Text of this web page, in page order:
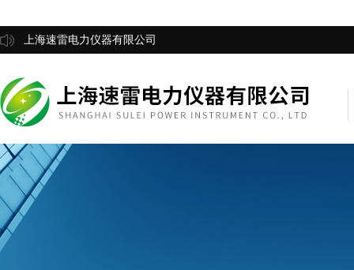
上海速雷电力仪器有限公司